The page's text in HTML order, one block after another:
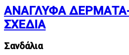
ΑΝΑΓΛΥΦΑ
ΣΧΕΔΙΑ
Σανδάλια